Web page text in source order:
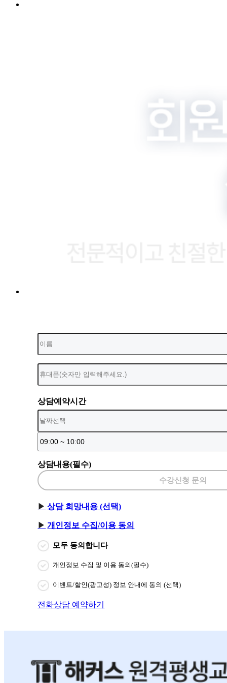
상담예약시간
상담내용(필수)
수강신청 문의
상담 희망내용 (선택)
개인정보 수집/이용 동의
모두 동의합니다
개인정보 수집 및 이용 동의(필수)
이벤트/할인(광고성) 정보 안내에 동의 (선택)
전화상담 예약하기